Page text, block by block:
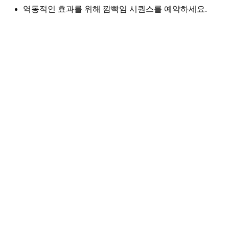
역동적인 효과를 위해 깜빡임 시퀀스를 예약하세요.